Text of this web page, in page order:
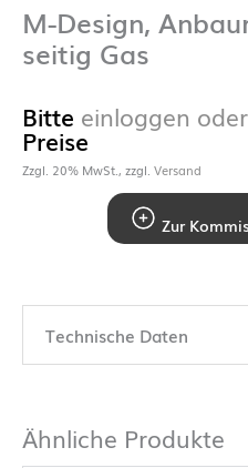
M-Design,
seitig Gas
Bitte einloggen
Preise
Zzgl. 20% MwSt., zzgl. Versand
Zur
Technische Daten
Ähnliche Produkte